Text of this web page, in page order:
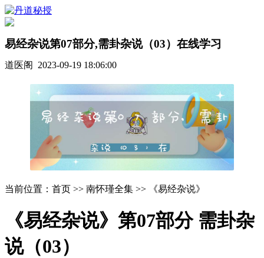
易经杂说第07部分,需卦杂说（03）在线学习
道医阁 2023-09-19 18:06:00
当前位置：首页 >> 南怀瑾全集 >> 《易经杂说》
《易经杂说》第07部分 需卦杂
说（03）